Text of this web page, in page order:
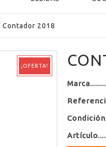
Contador 2018
¡OFERTA!
Marca
Artículo